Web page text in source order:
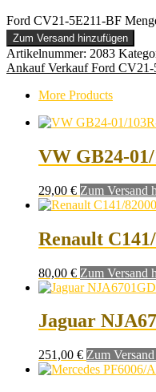
Ford CV21-5E211-BF
Zum Versand hinzufügen
Artikelnummer: 2083
Ankauf Verkauf Ford
More Products
VW GB24-
29,00 € Zum Versand
Renault
80,00 € Zum Versand
Jaguar
251,00 € Zum